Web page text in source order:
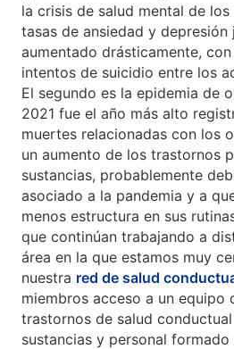
la crisis de salud mental de
tasas de ansiedad y depresión
aumentado drásticamente,
intentos de suicidio entre los
El segundo es la epidemia de
2021 fue el año más alto
muertes relacionadas con los
un aumento de los trastornos
sustancias, probablemente
asociado a la pandemia y a
menos estructura en sus
que continúan trabajando a
área en la que estamos muy
nuestra red de salud
miembros acceso a un equipo
trastornos de salud
sustancias y personal